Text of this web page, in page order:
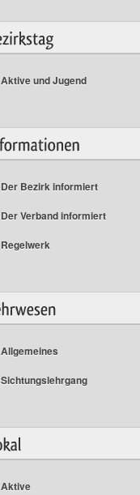
Aktive und Jugend
Der Bezirk informiert
Der Verband informiert
Regelwerk
Allgemeines
Sichtungslehrgang
Aktive